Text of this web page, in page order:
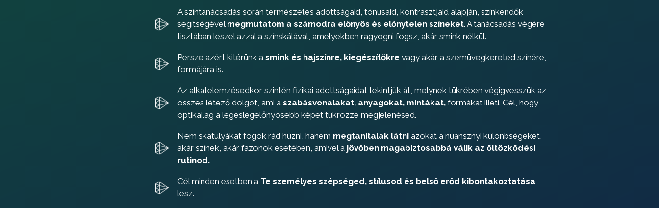
A színtanácsadás során természetes adottságaid, tónusaid, kontrasztjaid alapján, színkendők
segítségével megmutatom a számodra előnyös és előnytelen színeket. A tanácsadás végére
tisztában leszel azzal a színskálával, amelyekben ragyogni fogsz, akár smink nélkül.
Persze azért kitérünk asmink és hajszínre, kiegészítőkre vagy akár a szemüvegkereted színére,
formájára is.
Az alkatelemzésedkor szintén fizikai adottságaidat tekintjük át, melynek tükrében végigvesszük az
összes létező dolgot, ami aszabásvonalakat, anyagokat, mintákat, formákat illeti. Cél, hogy
optikailag a legeslegelőnyösebb képet tükrözze megjelenésed.
Nem skatulyákat fogok rád húzni, hanem megtanítalak látniazokat a nüansznyi különbségeket,
akár színek, akár fazonok esetében, amivel a jövőben magabiztosabbá válik az öltözködési
rutinod.
Cél minden esetben a Te személyes szépséged, stílusod és belső erőd kibontakoztatása
lesz.